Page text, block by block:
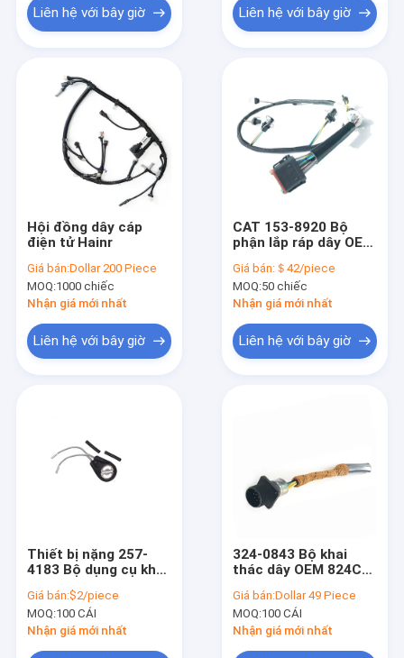
Liên hệ với bây giờ Liên hệ với bây giờ
Hội đồng dây cáp
điện tử Hainr
Giá bán:Dollar 200 Piece
MOQ:1000 chiếc
Nhận giá mới nhất
Liên hệ với bây giờ
CAT 153-8920 Bộ
phận lắp ráp dây OEM
dây phun Bộ khai
thác dây
Giá bán: ＄42/piece
MOQ:50 chiếc
Nhận giá mới nhất
Liên hệ với bây giờ
Thiết bị nặng 257-
4183 Bộ dụng cụ khai
khung xe
Giá bán:$2/piece
MOQ:100 CÁI
Nhận giá mới nhất
324-0843 Bộ khai
thác dây OEM 824C
Caterpillar
Giá bán:Dollar 49 Piece
MOQ:100 CÁI
Nhận giá mới nhất